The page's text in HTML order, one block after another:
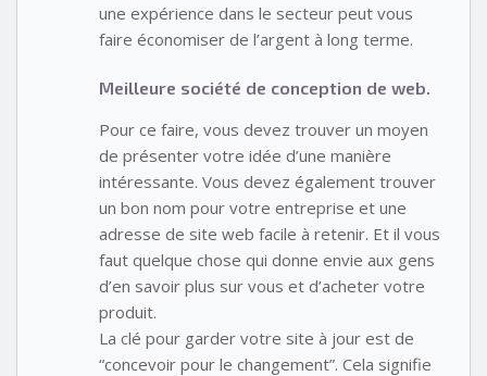
une expérience dans le secteur peut vous
faire économiser de l’argent à long terme.
Meilleure société de conception de web.
Pour ce faire, vous devez trouver un moyen
de présenter votre idée d’une manière
intéressante. Vous devez également trouver
un bon nom pour votre entreprise et une
adresse de site web facile à retenir. Et il vous
faut quelque chose qui donne envie aux gens
d’en savoir plus sur vous et d’acheter votre
produit.
La clé pour garder votre site à jour est de
“concevoir pour le changement”. Cela signifie